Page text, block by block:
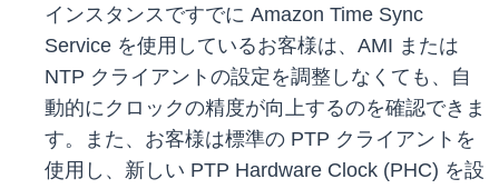
インスタンスですでに Amazon Time Sync
Service を使用しているお客様は、AMI または
NTP クライアントの設定を調整しなくても、自
動的にクロックの精度が向上するのを確認できま
す。また、お客様は標準の PTP クライアントを
使用し、新しい PTP Hardware Clock (PHC) を設